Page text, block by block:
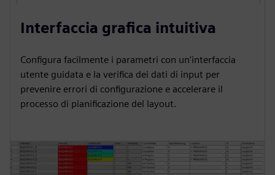
Interfaccia grafica intuitiva
Configura facilmente i parametri con un'interfaccia
utente guidata e la verifica dei dati di input per
prevenire errori di configurazione e accelerare il
processo di pianificazione del layout.